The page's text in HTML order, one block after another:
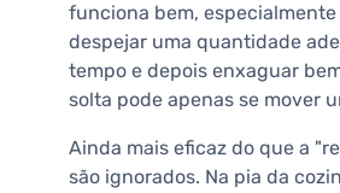
funciona bem,
despejar uma quantidade
tempo e depois enxaguar
solta pode apenas se mover
Ainda mais eficaz do que a
são ignorados. Na pia da